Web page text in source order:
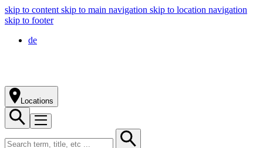
skip to content skip to main navigation skip to location navigation
skip to footer
de
Locations